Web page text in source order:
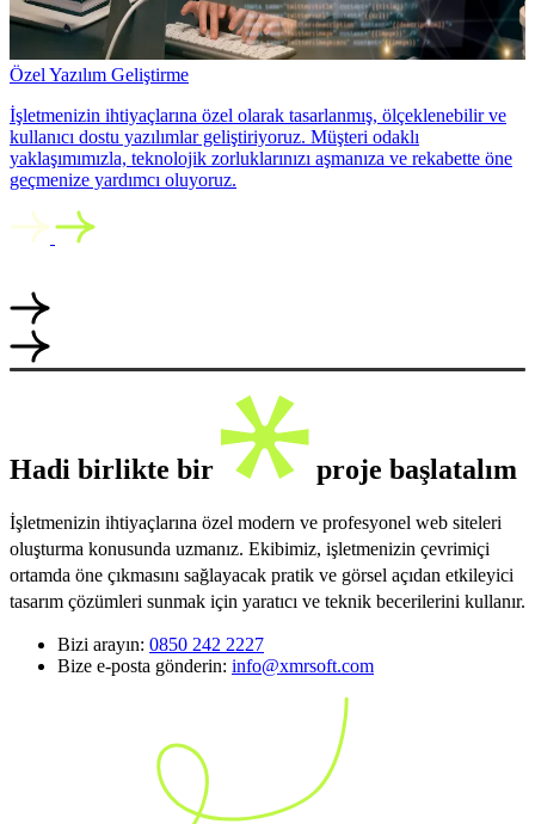
Özel Yazılım Geliştirme
İşletmenizin ihtiyaçlarına özel olarak tasarlanmış, ölçeklenebilir ve
kullanıcı dostu yazılımlar geliştiriyoruz. Müşteri odaklı
yaklaşımımızla, teknolojik zorluklarınızı aşmanıza ve rekabette öne
geçmenize yardımcı oluyoruz.
Hadi birlikte bir proje başlatalım
İşletmenizin ihtiyaçlarına özel modern ve profesyonel web siteleri
oluşturma konusunda uzmanız. Ekibimiz, işletmenizin çevrimiçi
ortamda öne çıkmasını sağlayacak pratik ve görsel açıdan etkileyici
tasarım çözümleri sunmak için yaratıcı ve teknik becerilerini kullanır.
Bizi arayın: 0850 242 2227
Bize e-posta gönderin: info@xmrsoft.com